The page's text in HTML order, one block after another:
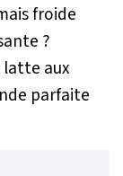
froide
?
aux
parfaite